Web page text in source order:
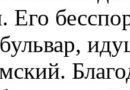
Его